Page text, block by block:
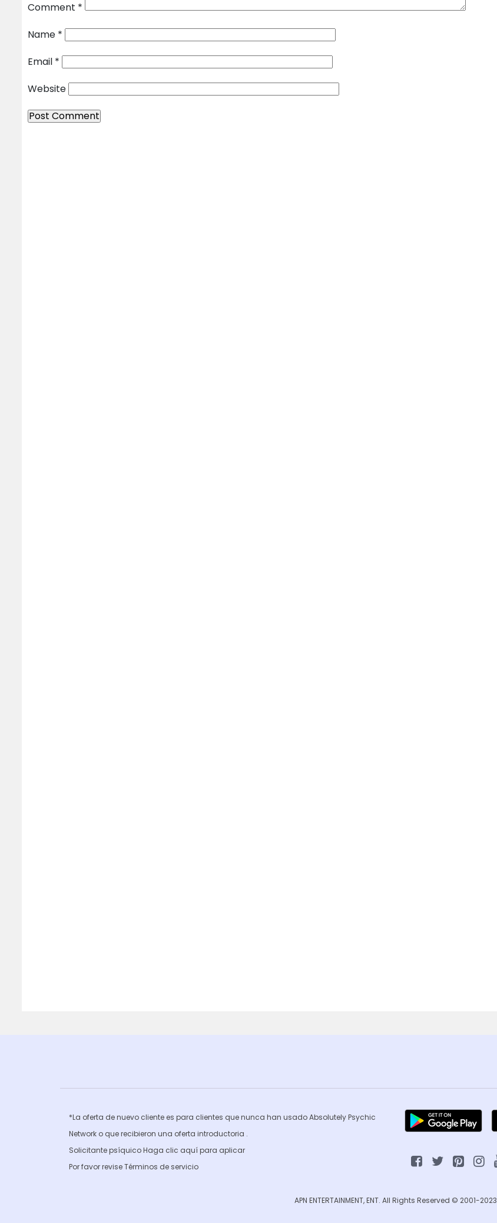
Comment *
Name *
Email *
Website
*La oferta de nuevo cliente es para clientes que nunca han usado Absolutely Psychic
Network o que recibieron una oferta introductoria .
Solicitante psíquico Haga clic aquí para aplicar
Por favor reviseTérminos de servicio
APN ENTERTAINMENT, ENT. All Rights Reserved © 2001-2023